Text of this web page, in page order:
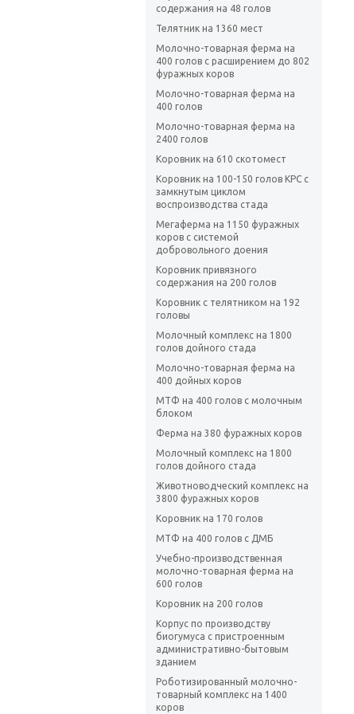
содержания на 48 голов
Телятник на 1360 мест
Молочно-товарная ферма на
400 голов с расширением до 802
фуражных коров
Молочно-товарная ферма на
400 голов
Молочно-товарная ферма на
2400 голов
Коровник на 610 скотомест
Коровник на 100-150 голов КРС с
замкнутым циклом
воспроизводства стада
Мегаферма на 1150 фуражных
коров с системой
добровольного доения
Коровник привязного
содержания на 200 голов
Коровник с телятником на 192
головы
Молочный комплекс на 1800
голов дойного стада
Молочно-товарная ферма на
400 дойных коров
МТФ на 400 голов с молочным
блоком
Ферма на 380 фуражных коров
Молочный комплекс на 1800
голов дойного стада
Животноводческий комплекс на
3800 фуражных коров
Коровник на 170 голов
МТФ на 400 голов с ДМБ
Учебно-производственная
молочно-товарная ферма на
600 голов
Коровник на 200 голов
Корпус по производству
биогумуса с пристроенным
административно-бытовым
зданием
Роботизированный молочно-
товарный комплекс на 1400
коров